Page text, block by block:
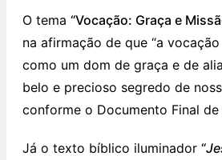
O tema “Vocação: Graça e
na afirmação de que “a
como um dom de graça e de
belo e precioso segredo de
conforme o Documento Final de
Já o texto bíblico iluminador “